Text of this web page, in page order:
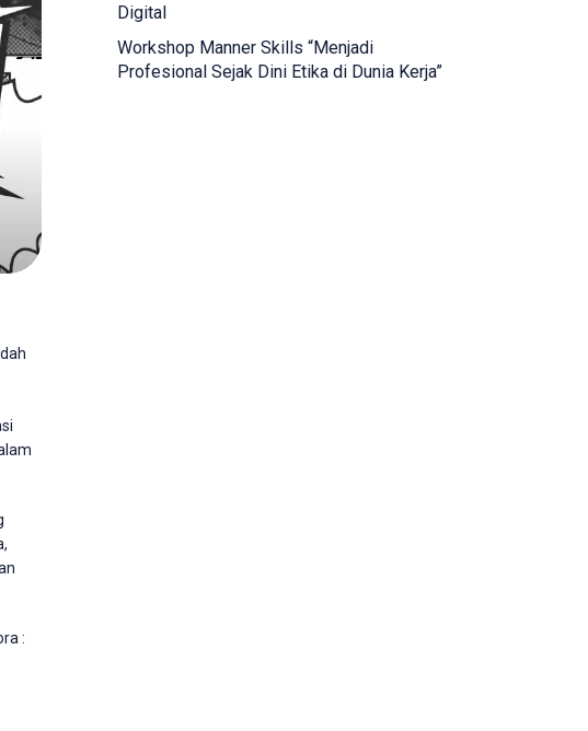
:
Digital
Workshop Manner Skills “Menjadi
Profesional Sejak Dini Etika di Dunia Kerja”